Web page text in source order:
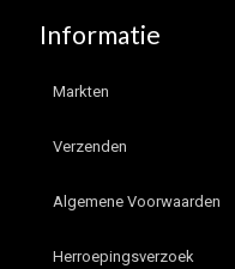
Informatie
Markten
Verzenden
Algemene Voorwaarden
Herroepingsverzoek